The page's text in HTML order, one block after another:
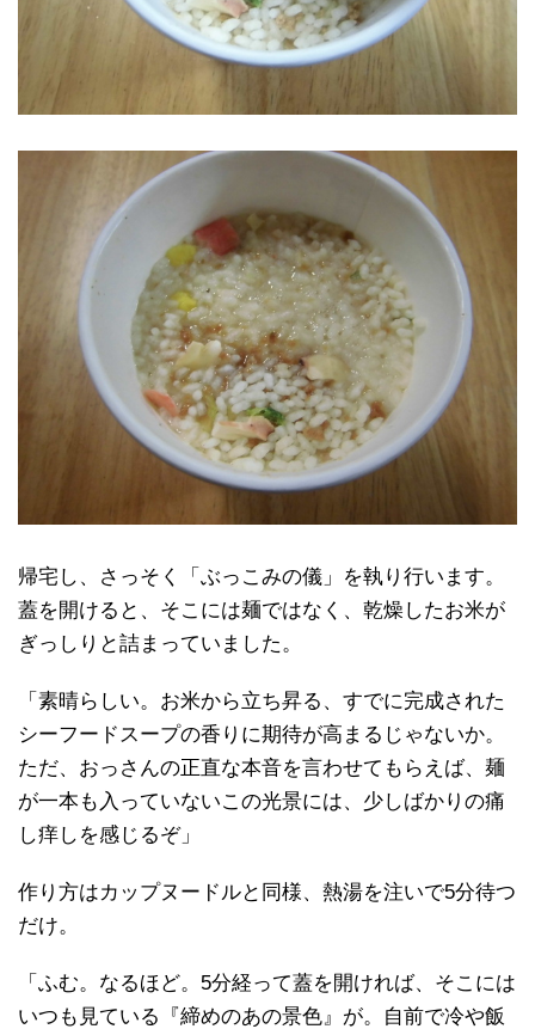
帰宅し、さっそく「ぶっこみの儀」を執り行います。
蓋を開けると、そこには麺ではなく、乾燥したお米が
ぎっしりと詰まっていました。
「素晴らしい。お米から立ち昇る、すでに完成された
シーフードスープの香りに期待が高まるじゃないか。
ただ、おっさんの正直な本音を言わせてもらえば、麺
が一本も入っていないこの光景には、少しばかりの痛
し痒しを感じるぞ」
作り方はカップヌードルと同様、熱湯を注いで5分待つ
だけ。
「ふむ。なるほど。5分経って蓋を開ければ、そこには
いつも見ている『締めのあの景色』が。自前で冷や飯